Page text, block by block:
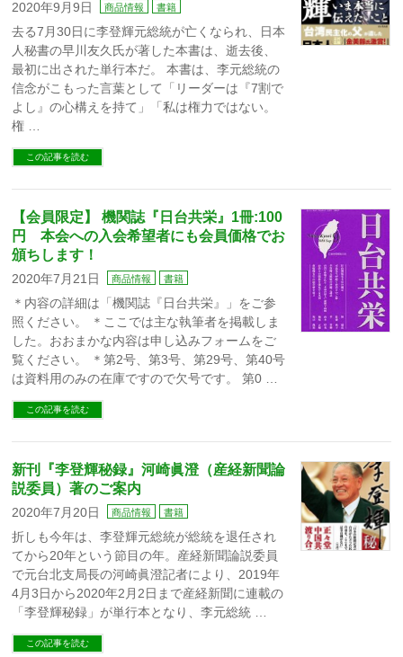
2020年9月9日 商品情報 書籍
去る7月30日に李登輝元総統が亡くなられ、日本
人秘書の早川友久氏が著した本書は、逝去後、
最初に出された単行本だ。 本書は、李元総統の
信念がこもった言葉として「リーダーは『7割で
よし』の心構えを持て」「私は権力ではない。
権 …
この記事を読む
【会員限定】 機関誌『日台共栄』1冊:100
円 本会への入会希望者にも会員価格でお
頒ちします！
2020年7月21日 商品情報 書籍
＊内容の詳細は「機関誌『日台共栄』」をご参
照ください。 ＊ここでは主な執筆者を掲載しま
した。おおまかな内容は申し込みフォームをご
覧ください。 ＊第2号、第3号、第29号、第40号
は資料用のみの在庫ですので欠号です。 第0 …
この記事を読む
新刊『李登輝秘録』河崎眞澄（産経新聞論
説委員）著のご案内
2020年7月20日 商品情報 書籍
折しも今年は、李登輝元総統が総統を退任され
てから20年という節目の年。産経新聞論説委員
で元台北支局長の河崎眞澄記者により、2019年
4月3日から2020年2月2日まで産経新聞に連載の
「李登輝秘録」が単行本となり、李元総統 …
この記事を読む